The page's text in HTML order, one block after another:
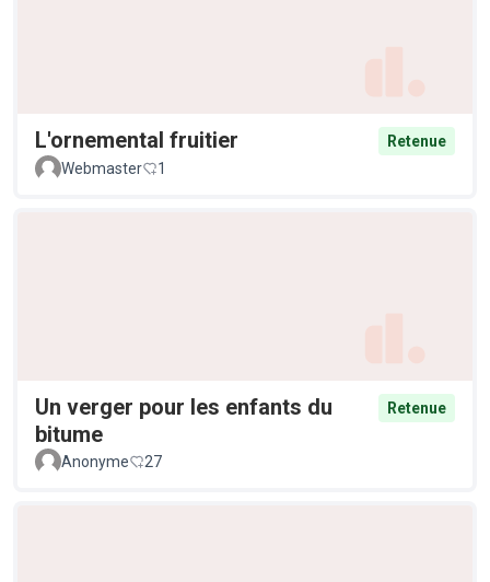
L'ornemental fruitier
Retenue
Webmaster
1
Un verger pour les enfants du
bitume
Retenue
Anonyme 27